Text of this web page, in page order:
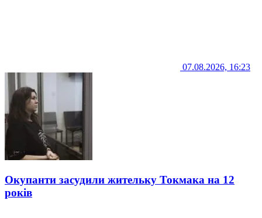
07.08.2026, 16:23
Окупанти засудили жительку Токмака на 12
років